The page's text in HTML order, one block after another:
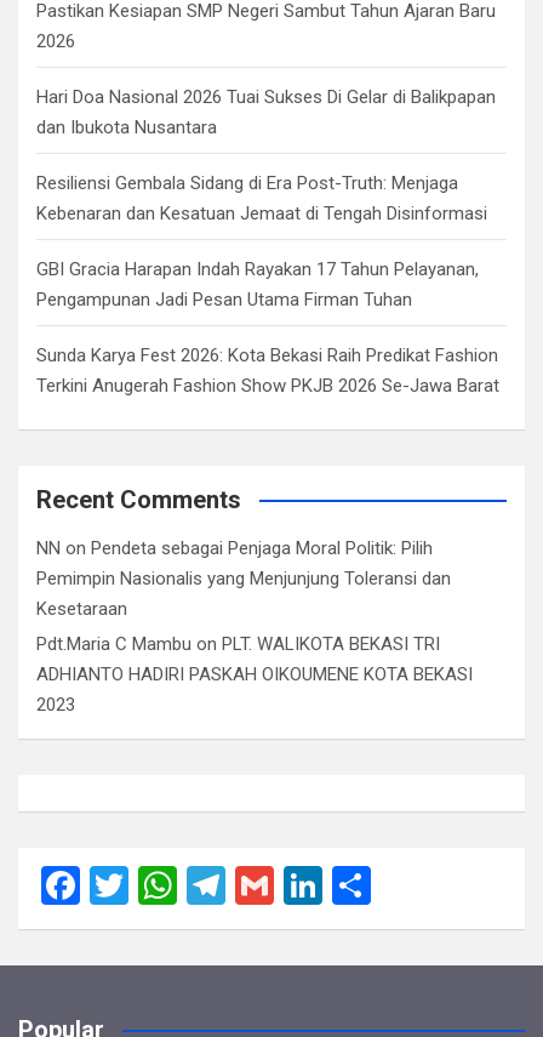
Pastikan Kesiapan SMP Negeri Sambut Tahun Ajaran Baru
2026
Hari Doa Nasional 2026 Tuai Sukses Di Gelar di Balikpapan
dan Ibukota Nusantara
Resiliensi Gembala Sidang di Era Post-Truth: Menjaga
Kebenaran dan Kesatuan Jemaat di Tengah Disinformasi
GBI Gracia Harapan Indah Rayakan 17 Tahun Pelayanan,
Pengampunan Jadi Pesan Utama Firman Tuhan
Sunda Karya Fest 2026: Kota Bekasi Raih Predikat Fashion
Terkini Anugerah Fashion Show PKJB 2026 Se-Jawa Barat
Recent Comments
NN on Pendeta sebagai Penjaga Moral Politik: Pilih
Pemimpin Nasionalis yang Menjunjung Toleransi dan
Kesetaraan
Pdt.Maria C Mambu on PLT. WALIKOTA BEKASI TRI
ADHIANTO HADIRI PASKAH OIKOUMENE KOTA BEKASI
2023
F
a
ce
T
wi
tt
W
h
at
T
el
e
G
m
ail
Li
n
ke
h
ar
Popular